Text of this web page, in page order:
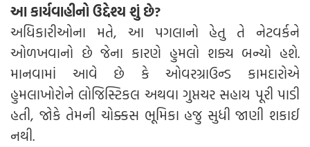
આ કાર્યવાહીનો ઉદ્દેશ્ય શું છે?
અધિકારીઓના મતે, આ પગલાનો હેતુ તે નેટવર્કને
ઓળખવાનો છે જેના કારણે હુમલો શક્ય બન્યો હશે.
માનવામાં આવે છે કે ઓવરગ્રાઉન્ડ કામદારોએ
હુમલાખોરોને લોજિસ્ટિકલ અથવા ગુપ્તચર સહાય પૂરી પાડી
હતી, જોકે તેમની ચોક્કસ ભૂમિકા હજુ સુધી જાણી શકાઈ
નથી.